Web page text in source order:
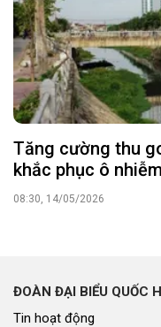
Tăng cường thu
khắc phục ô
08:30, 14/05/2026
ĐOÀN ĐẠI BIỂU QUỐC
Tin hoạt động